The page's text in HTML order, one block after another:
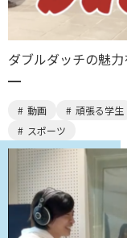
ダブルダッチの魅
━
動画 頑張る学生
スポーツ